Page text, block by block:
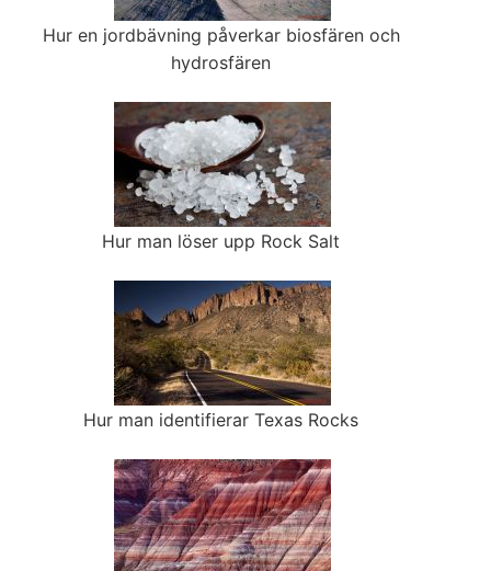
Hur en jordbävning påverkar biosfären och
hydrosfären
Hur man löser upp Rock Salt
Hur man identifierar Texas Rocks